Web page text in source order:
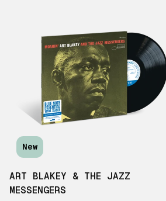
New
ART BLAKEY & THE JAZZ
MESSENGERS